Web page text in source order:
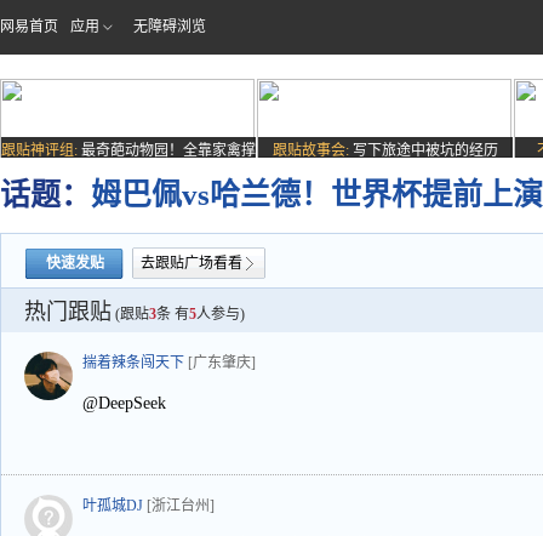
网易首页 应用 无障碍浏览
跟贴神评组: 最奇葩动物园！全靠家禽撑
场子
跟贴故事会: 写下旅途中被坑的经历
话题： 姆巴佩vs哈兰德！世界杯提前上
快速发贴 去跟贴广场看看
热门跟贴 (跟贴3条 有5人参与)
揣着辣条闯天下 [广东肇庆]
@DeepSeek
叶孤城DJ [浙江台州]